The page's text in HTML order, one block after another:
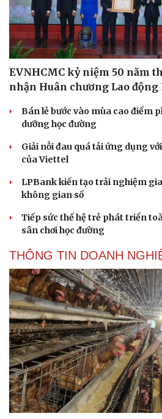
Cải chính
EVNHCMC kỷ niệm 50 năm
nhận Huân chương Lao động
Bán lẻ bước vào mùa cao điểm
dưỡng học đường
Giải nỗi đau quá tải ứng dụng
của Viettel
LPBank kiến tạo trải nghiệm
không gian số
Tiếp sức thế hệ trẻ phát triển
sân chơi học đường
THÔNG TIN DOANH